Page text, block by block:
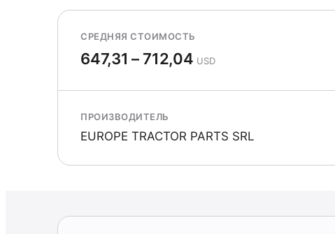
СРЕДНЯЯ СТОИМОСТЬ
647,31 – 712,04 USD
ПРОИЗВОДИТЕЛЬ
EUROPE TRACTOR PARTS SRL